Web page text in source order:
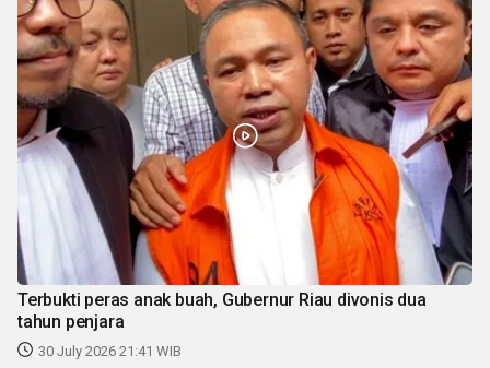
Terbukti peras anak buah, Gubernur Riau divonis dua
tahun penjara
30 July 2026 21:41 WIB